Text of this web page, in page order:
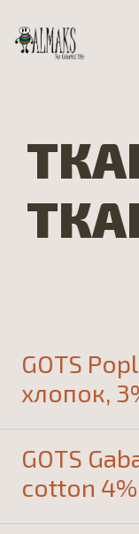
GOTS
хлопок,
GOTS
cotton